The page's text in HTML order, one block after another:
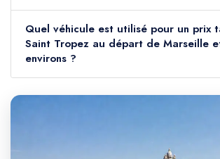
Quel véhicule est utilisé pour un prix
Saint Tropez au départ de Marseille
environs ?